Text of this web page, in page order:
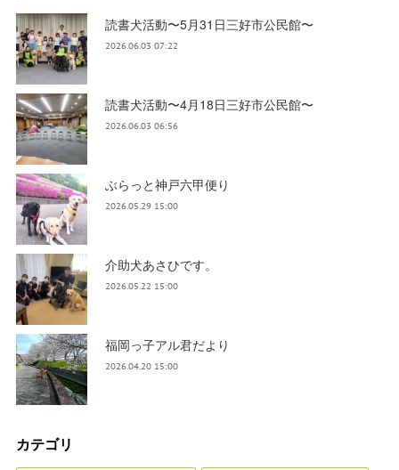
読書犬活動〜5月31日三好市公民館〜
2026.06.03 07:22
読書犬活動〜4月18日三好市公民館〜
2026.06.03 06:56
ぶらっと神戸六甲便り
2026.05.29 15:00
介助犬あさひです。
2026.05.22 15:00
福岡っ子アル君だより
2026.04.20 15:00
カテゴリ